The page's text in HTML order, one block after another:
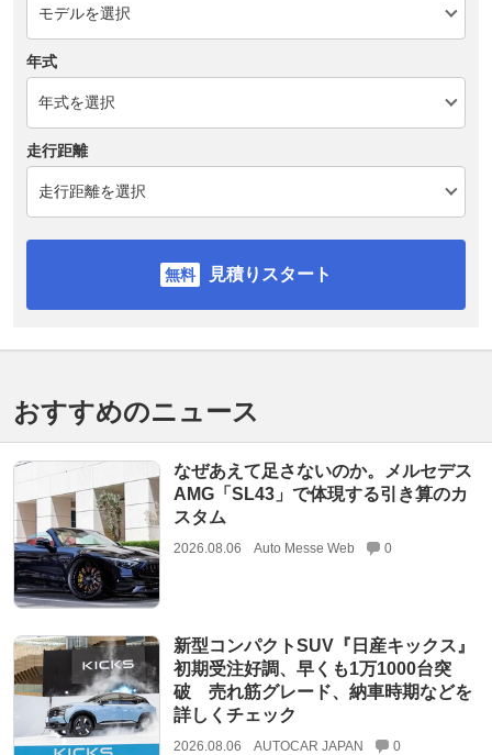
年式
走行距離
見積りスタート
おすすめのニュース
なぜあえて足さないのか。メルセデス
AMG「SL43」で体現する引き算のカ
スタム
2026.08.06 Auto Messe Web 0
新型コンパクトSUV『日産キックス』
初期受注好調、早くも1万1000台突
破 売れ筋グレード、納車時期などを
詳しくチェック
2026.08.06 AUTOCAR JAPAN 0